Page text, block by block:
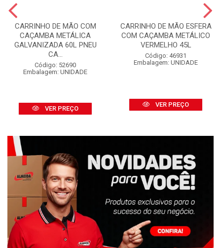
CARRINHO DE MÃO COM
CAÇAMBA METÁLICA
GALVANIZADA 60L PNEU
CA...
Código: 52690
Embalagem: UNIDADE
VER PREÇO
CARRINHO DE MÃO ESFERA
COM CAÇAMBA METÁLICO
VERMELHO 45L
Código: 46931
Embalagem: UNIDADE
VER PREÇO